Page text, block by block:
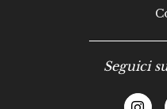
Seguici